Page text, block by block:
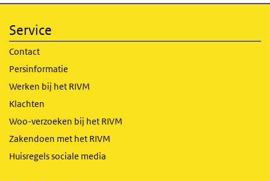
Service
Contact
Persinformatie
Werken bij het RIVM
Klachten
Woo-verzoeken bij het RIVM
Zakendoen met het RIVM
Huisregels sociale media